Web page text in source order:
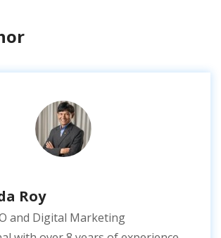
Roy
and Digital Marketing